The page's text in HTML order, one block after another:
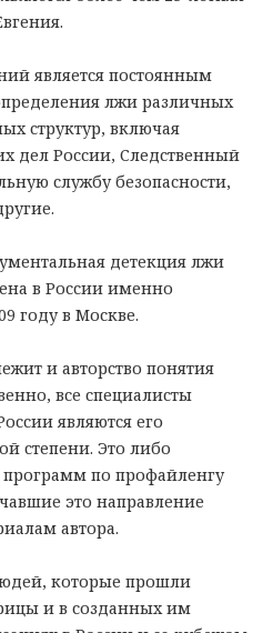
является постоянным
лжи различных
структур, включая
дел России, Следственный
службу безопасности,
детекция лжи
в России именно
году в Москве.
и авторство понятия
все специалисты
являются его
степени. Это либо
по профайленгу
это направление
автора.
которые прошли
и в созданных им